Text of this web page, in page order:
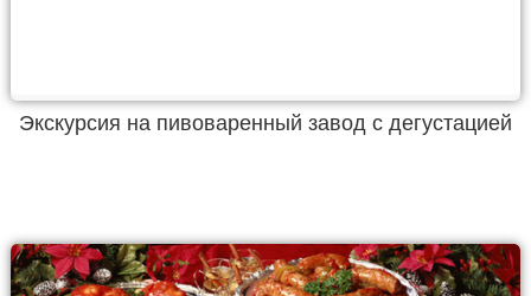
Экскурсия на пивоваренный завод с дегустацией